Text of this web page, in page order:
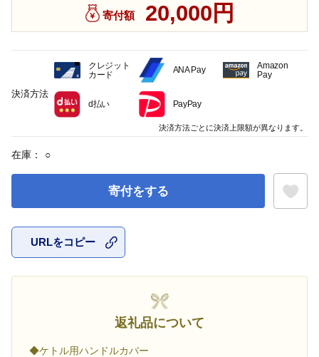
寄付額 20,000円
在庫： ○
寄付をする
URLをコピー
返礼品について
◆ケトル用ハンドルカバー
決済方法
クレジット
カード
ANA Pay
Amazon
Pay
d払い PayPay
決済方法ごとに決済上限額が異なります。